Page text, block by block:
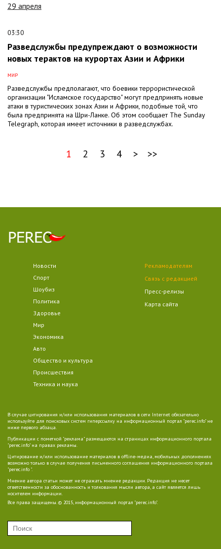
29 апреля
03:30
Разведслужбы предупреждают о возможности
новых терактов на курортах Азии и Африки
МИР
Разведслужбы предполагают, что боевики террористической
организации "Исламское государство" могут предпринять новые
атаки в туристических зонах Азии и Африки, подобные той, что
была предпринята на Шри-Ланке. Об этом сообщает The Sunday
Telegraph, которая имеет источники в разведслужбах.
1 2 3 4 > >>
Новости
Спорт
Шоубиз
Политика
Здоровье
Мир
Экономика
Авто
Общество и культура
Происшествия
Техника и наука
Рекламодателям
Связь с редакцией
Пресс-релизы
Карта сайта
В случае цитирования и/или использования материалов в сети Internet обязательно
используйте для поисковых систем гиперссылку на информационный портал "perec.info" не
ниже первого абзаца.
Публикации с пометкой "реклама" размещаются на страницах информационного портала
"perec.info" на правах рекламы.
Цитирование и/или использование материалов в offline-медиа, мобильных дополнениях
возможно только в случае получения письменного соглашения информационного портала
"perec.info ".
Мнение автора статьи может не отражать мнение редакции. Редакция не несет
ответственности за обоснованность и толкования мысли автора, а сайт является лишь
носителем информации.
Все права защищены. © 2015, информационный портал "perec.info".